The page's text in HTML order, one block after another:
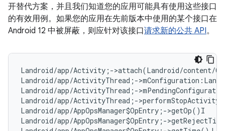
开替代方案，并且我们知道您的应用可能具有使用这些接口
的有效用例。如果您的应用在先前版本中使用的某个接口在
Android 12 中被屏蔽，则应针对该接口请求新的公共 API。
Landroid/app/Activity;->attach(Landroid/content/
Landroid/app/ActivityThread;-
Landroid/app/ActivityThread;-
Landroid/app/ActivityThread;-
Landroid/app/AppOpsManager$OpEntry;->getOp()I
Landroid/app/AppOpsManager$OpEntry;-